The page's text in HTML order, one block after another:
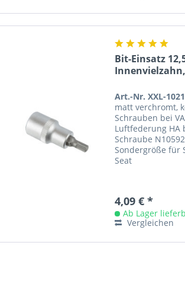
Bit-Einsatz
Art.-Nr. XXL-
matt verchromt,
Schrauben bei
Luftfederung HA
Schraube
Sondergröße für
Seat
4,09 € *
Ab Lager
Vergleichen